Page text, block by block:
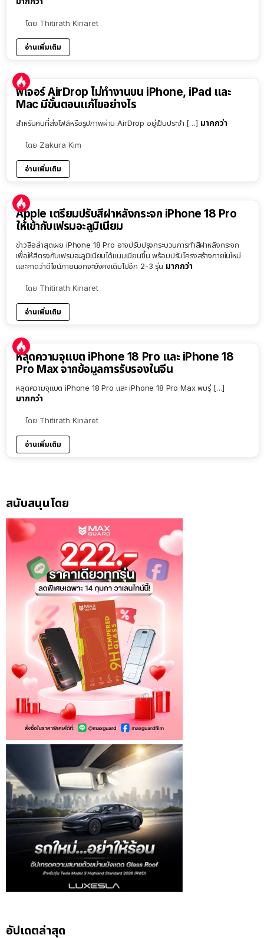
โดย Thitirath Kinaret
อ่านเพิ่มเติม
ฟีเจอร์ AirDrop ไม่ทำงานบน iPhone, iPad และ
Mac มีขั้นตอนแก้ไขอย่างไร
สำหรับคนที่ส่งไฟล์หรือรูปภาพผ่าน AirDrop อยู่เป็นประจำ […] มากกว่า
โดย Zakura Kim
อ่านเพิ่มเติม
Apple เตรียมปรับสีฝาหลังกระจก iPhone 18 Pro
ให้เข้ากับเฟรมอะลูมิเนียม
ข่าวลือล่าสุดเผย iPhone 18 Pro อาจปรับปรุงกระบวนการทำสีฝาหลังกระจก
เพื่อให้สีตรงกับเฟรมอะลูมิเนียมได้แนบเนียนขึ้น พร้อมปรับโครงสร้างภายในใหม่
และคาดว่าดีไซน์ภายนอกจะยังคงเดิมไปอีก 2-3 รุ่น มากกว่า
โดย Thitirath Kinaret
อ่านเพิ่มเติม
หลุดความจุแบต iPhone 18 Pro และ iPhone 18
Pro Max จากข้อมูลการรับรองในจีน
หลุดความจุแบต iPhone 18 Pro และ iPhone 18 Pro Max พบรุ่ […]
มากกว่า
โดย Thitirath Kinaret
อ่านเพิ่มเติม
สนับสนุนโดย
อัปเดตล่าสุด